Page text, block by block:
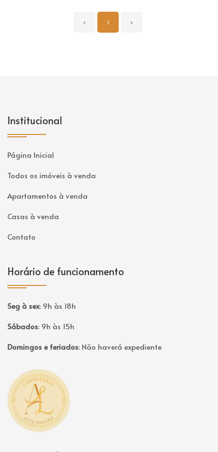
‹ 1 ›
Institucional
Página Inicial
Todos os imóveis à venda
Apartamentos à venda
Casas à venda
Contato
Horário de funcionamento
Seg à sex: 9h às 18h
Sábados: 9h às 15h
Domingos e feriados: Não haverá expediente
Página inicial